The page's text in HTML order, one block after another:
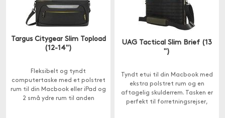
Targus Citygear Slim Topload
(12-14")
Fleksibelt og tyndt
computertaske med et polstret
rum til din Macbook eller iPad og
2 små ydre rum til anden
UAG Tactical Slim Brief (13
")
Tyndt etui til din Macbook med
ekstra polstret rum og en
aftagelig skulderrem. Tasken er
perfekt til forretningsrejser,